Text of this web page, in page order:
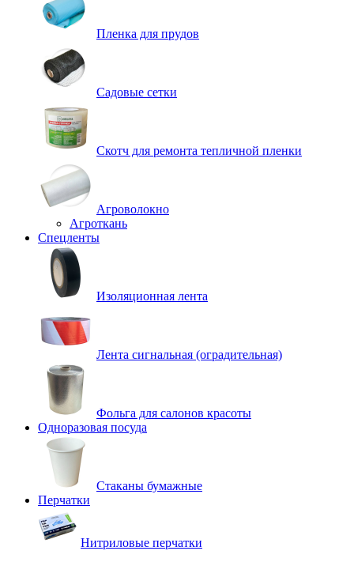
Пленка для прудов
Садовые сетки
Скотч для ремонта тепличной пленки
Агроволокно
Агроткань
Спецленты
Изоляционная лента
Лента сигнальная (оградительная)
Фольга для салонов красоты
Одноразовая посуда
Стаканы бумажные
Перчатки
Нитриловые перчатки